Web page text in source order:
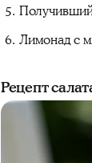
Лимонад с
Рецепт